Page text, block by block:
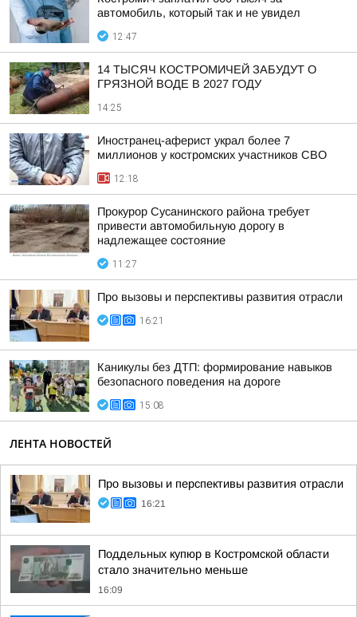
автомобиль, который так и не увидел
12:47
14 ТЫСЯЧ КОСТРОМИЧЕЙ ЗАБУДУТ О
ГРЯЗНОЙ ВОДЕ В 2027 ГОДУ
14:25
Иностранец-аферист украл более 7
миллионов у костромских участников СВО
12:18
Прокурор Сусанинского района требует
привести автомобильную дорогу в
надлежащее состояние
11:27
Про вызовы и перспективы развития отрасли
16:21
Каникулы без ДТП: формирование навыков
безопасного поведения на дороге
15:08
ЛЕНТА НОВОСТЕЙ
Про вызовы и перспективы развития отрасли
16:21
Поддельных купюр в Костромской области
стало значительно меньше
16:09